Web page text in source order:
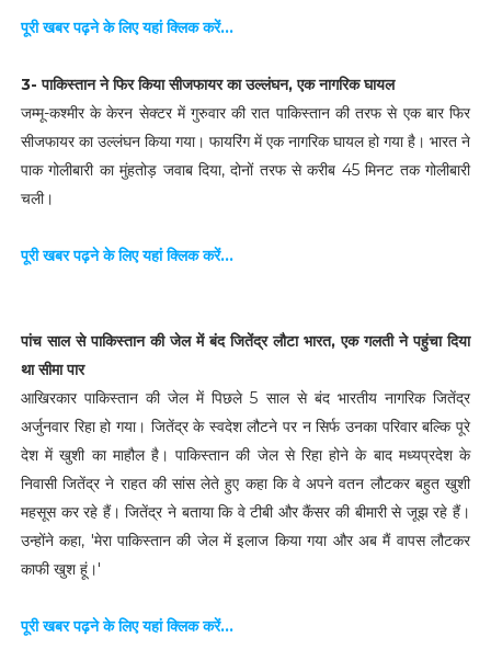
पूरी खबर पढ़ने के लिए यहां क्लिक करें...
3- पाकिस्तान ने फिर किया सीजफायर का उल्लंघन, एक नागरिक घायल
जम्मू-कश्मीर के केरन सेक्टर में गुरुवार की रात पाकिस्तान की तरफ से एक बार फिर
सीजफायर का उल्लंघन किया गया। फायरिंग में एक नागरिक घायल हो गया है। भारत ने
पाक गोलीबारी का मुंहतोड़ जवाब दिया, दोनों तरफ से करीब 45 मिनट तक गोलीबारी
चली।
पूरी खबर पढ़ने के लिए यहां क्लिक करें...
पांच साल से पाकिस्तान की जेल में बंद जितेंद्र लौटा भारत, एक गलती ने पहुंचा दिया
था सीमा पार
आखिरकार पाकिस्तान की जेल में पिछले 5 साल से बंद भारतीय नागरिक जितेंद्र
अर्जुनवार रिहा हो गया। जितेंद्र के स्वदेश लौटने पर न सिर्फ उनका परिवार बल्कि पूरे
देश में खुशी का माहौल है। पाकिस्तान की जेल से रिहा होने के बाद मध्यप्रदेश के
निवासी जितेंद्र ने राहत की सांस लेते हुए कहा कि वे अपने वतन लौटकर बहुत खुशी
महसूस कर रहे हैं। जितेंद्र ने बताया कि वे टीबी और कैंसर की बीमारी से जूझ रहे हैं।
उन्होंने कहा, 'मेरा पाकिस्तान की जेल में इलाज किया गया और अब मैं वापस लौटकर
काफी खुश हूं।'
पूरी खबर पढ़ने के लिए यहां क्लिक करें...